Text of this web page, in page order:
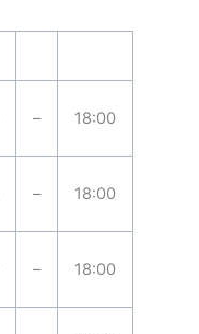
– 18:00
– 18:00
– 18:00